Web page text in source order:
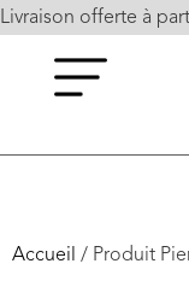
Livraison offerte à
Accueil / Produit